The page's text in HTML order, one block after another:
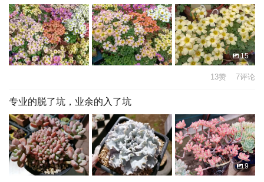
15
13赞 7评论
专业的脱了坑，业余的入了坑
9